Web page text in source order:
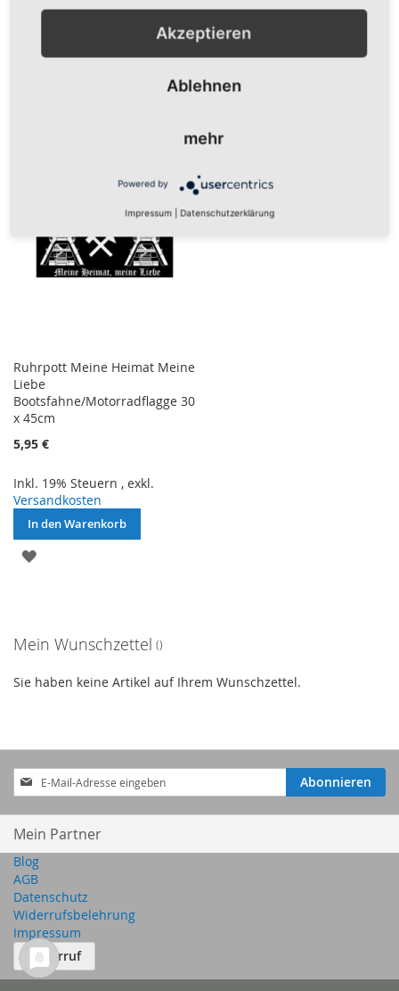
Versandkosten
Inkl. 19% Steuern
Ruhrpott Meine Heimat Meine
Liebe
Bootsfahne/Motorradflagge 30
x 45cm
5,95 €
Inkl. 19% Steuern , exkl.
Versandkosten
In den Warenkorb
ZUR
Mein Wunschzettel
Sie haben keine Artikel auf Ihrem Wunschzettel.
Anmeldung
zum
Newsletter:
Abonnieren
Mein Partner
Blog
AGB
Datenschutz
Widerrufsbelehrung
Impressum
Widerruf
Akzeptieren
Ablehnen
mehr
Powered by
Impressum Datenschutzerklärung